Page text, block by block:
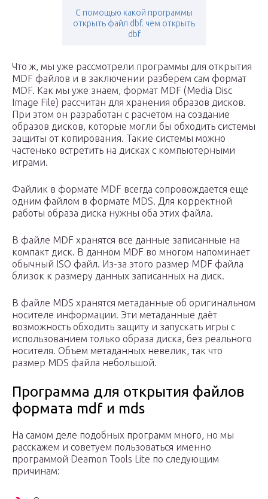
С помощью какой программы
открыть файл dbf. чем открыть
dbf
Что ж, мы уже рассмотрели программы для открытия
MDF файлов и в заключении разберем сам формат
MDF. Как мы уже знаем, формат MDF (Media Disc
Image File) рассчитан для хранения образов дисков.
При этом он разработан с расчетом на создание
образов дисков, которые могли бы обходить системы
защиты от копирования. Такие системы можно
частенько встретить на дисках с компьютерными
играми.
Файлик в формате MDF всегда сопровождается еще
одним файлом в формате MDS. Для корректной
работы образа диска нужны оба этих файла.
В файле MDF хранятся все данные записанные на
компакт диск. В данном MDF во многом напоминает
обычный ISO файл. Из-за этого размер MDF файла
близок к размеру данных записанных на диск.
В файле MDS хранятся метаданные об оригинальном
носителе информации. Эти метаданные даёт
возможность обходить защиту и запускать игры с
использованием только образа диска, без реального
носителя. Объем метаданных невелик, так что
размер MDS файла небольшой.
Программа для открытия файлов
формата mdf и mds
На самом деле подобных программ много, но мы
расскажем и советуем пользоваться именно
программой Deamon Tools Lite по следующим
причинам: